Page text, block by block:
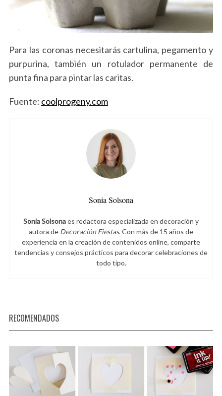
Para las coronas necesitarás cartulina, pegamento y
purpurina, también un rotulador permanente de
punta fina para pintar las caritas.
Fuente: coolprogeny.com
Sonia Solsona
Sonia Solsonaes redactora especializada en decoración y
autora de Decoración Fiestas. Con más de 15 años de
experiencia en la creación de contenidos online, comparte
tendencias y consejos prácticos para decorar celebraciones de
todo tipo.
RECOMENDADOS